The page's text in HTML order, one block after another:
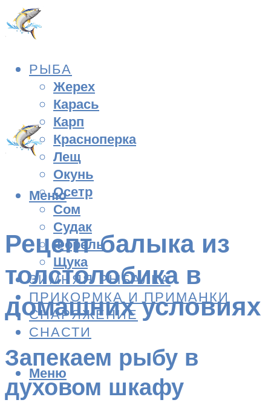
РЫБА
Жерех
Карась
Карп
Красноперка
Лещ
Окунь
Осетр
Сом
Судак
Форель
Щука
ЗИМНЯЯ РЫБАЛКА
ПРИКОРМКА И ПРИМАНКИ
СНАРЯЖЕНИЕ
СНАСТИ
Меню
Меню
Рецепт балыка из
толстолобика в
домашних условиях
Запекаем рыбу в
духовом шкафу